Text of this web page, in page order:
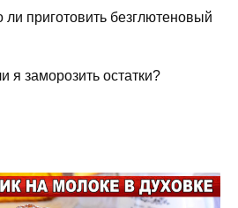
приготовить безглютеновый
я заморозить остатки?